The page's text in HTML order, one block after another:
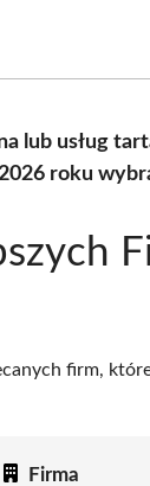
lub usług
roku
firm,
Firma